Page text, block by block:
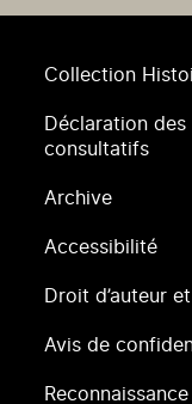
Collection
Déclaration
consultatifs
Archive
Accessibilité
Droit d’auteur
Avis de